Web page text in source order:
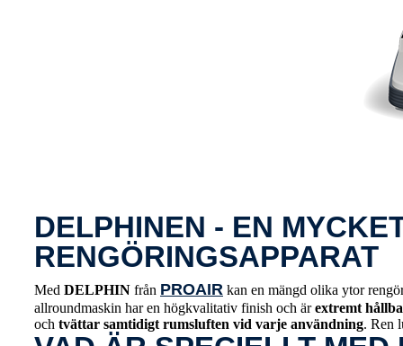
DELPHINEN - EN
RENGÖRINGSAPPARAT
Med DELPHIN från PROAIR kan en mängd olika ytor
allroundmaskin har en högkvalitativ finish och ärextremt
och tvättar samtidigt rumsluften vid varje användning. Ren